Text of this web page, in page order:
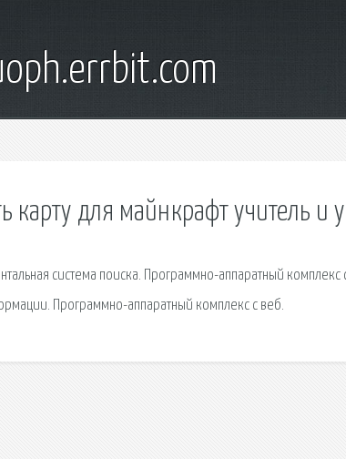
карту для майнкрафт учитель и
система поиска. Программно-аппаратный
Программно-аппаратный комплекс с веб.